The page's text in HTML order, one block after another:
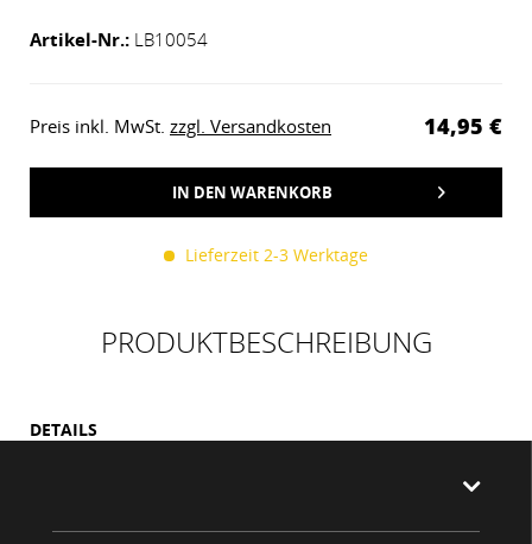
Artikel-Nr.: LB10054
Preis inkl. MwSt. zzgl. Versandkosten 14,95 €
IN DEN WARENKORB
Lieferzeit 2-3 Werktage
PRODUKTBESCHREIBUNG
DETAILS